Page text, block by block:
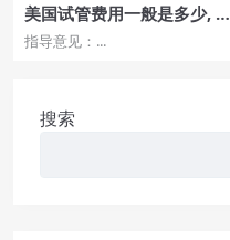
美国试管费用一般是多少, 哪
家医院最具性价比
指导意见：...
搜索